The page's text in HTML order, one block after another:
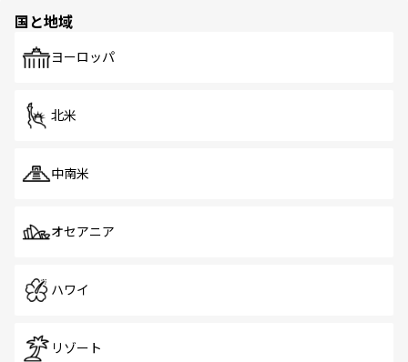
で、ホーカーズは地元の風情を楽しめる外せないスポット
国と地域
ヨーロッパ
北米
中南米
オセアニア
ハワイ
リゾート